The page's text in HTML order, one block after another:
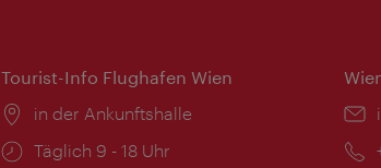
Tourist-Info Flughafen Wien
Ort:
in der Ankunftshalle
Öffnungszeiten:
Täglich 9 - 18 Uhr